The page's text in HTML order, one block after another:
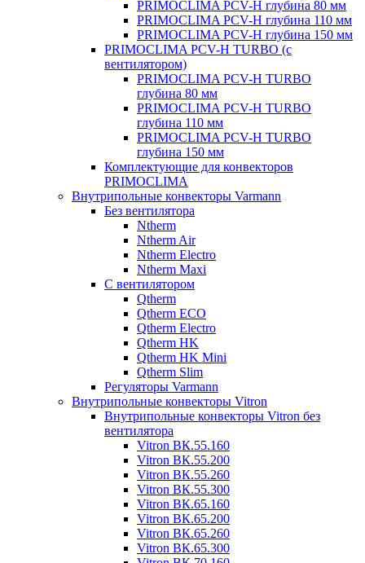
PRIMOCLIMA PCV-H глубина 80 мм
PRIMOCLIMA PCV-H глубина 110 мм
PRIMOCLIMA PCV-H глубина 150 мм
PRIMOCLIMA PCV-H TURBO (c
вентилятором)
PRIMOCLIMA PCV-H TURBO
глубина 80 мм
PRIMOCLIMA PCV-H TURBO
глубина 110 мм
PRIMOCLIMA PCV-H TURBO
глубина 150 мм
Комплектующие для конвекторов
PRIMOCLIMA
Внутрипольные конвекторы Varmann
Без вентилятора
Ntherm
Ntherm Air
Ntherm Electro
Ntherm Maxi
С вентилятором
Qtherm
Qtherm ECO
Qtherm Electro
Qtherm HK
Qtherm HK Mini
Qtherm Slim
Регуляторы Varmann
Внутрипольные конвекторы Vitron
Внутрипольные конвекторы Vitron без
вентилятора
Vitron ВК.55.160
Vitron ВК.55.200
Vitron ВК.55.260
Vitron ВК.55.300
Vitron ВК.65.160
Vitron ВК.65.200
Vitron ВК.65.260
Vitron ВК.65.300